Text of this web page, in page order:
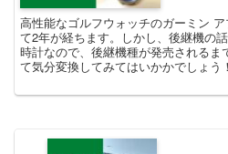
高性能なゴルフウォッチのガーミン
て2年が経ちます。しかし、後継機の
時計なので、後継機種が発売されるま
て気分変換してみてはいかかでしょう！